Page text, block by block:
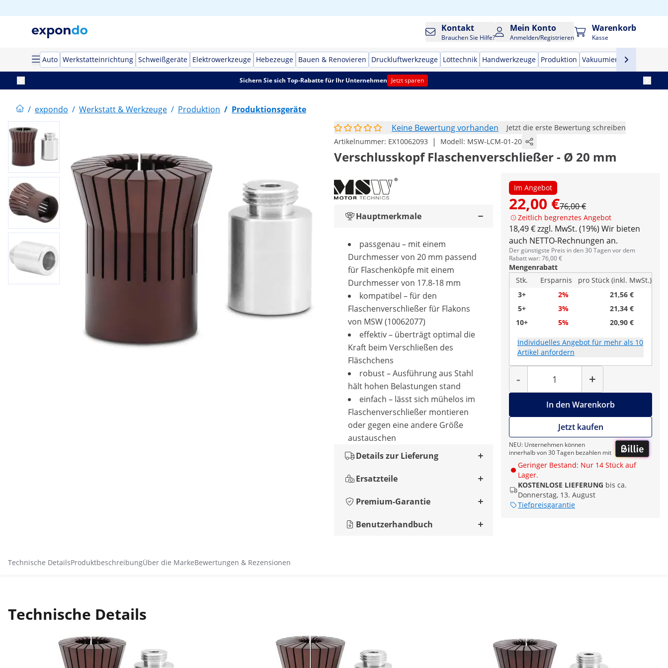
Kontakt
Brauchen Sie Hilfe?
Mein Konto
Anmelden/Registrieren
Warenkorb
Kasse
Auto Werkstatteinrichtung Schweißgeräte Elektrowerkzeuge Hebezeuge Bauen & Renovieren Druckluftwerkzeuge Löttechnik Handwerkzeuge Produktion Vakuumierer
Sichern Sie sich Top-Rabatte für Ihr Unternehmen Jetzt sparen
/ expondo / Werkstatt & Werkzeuge / Produktion / Produktionsgeräte
Keine Bewertung vorhanden
Jetzt die erste Bewertung schreiben
Artikelnummer: EX10062093 | Modell: MSW-LCM-01-20
Verschlusskopf Flaschenverschließer - Ø 20 mm
Im Angebot
22,00 €76,00 €
Zeitlich begrenztes Angebot
18,49 € zzgl. MwSt. (19%) Wir bieten
auch NETTO-Rechnungen an.
Der günstigste Preis in den 30 Tagen vor dem
Rabatt war: 76,00 €
Mengenrabatt
Stk.
Ersparnis
pro Stück (inkl. MwSt.)
3+
2%
21,56 €
5+
3%
21,34 €
10+
5% 20,90 €
Individuelles Angebot für mehr als 10
Artikel anfordern
-
Menge
+
In den Warenkorb
Jetzt kaufen
NEU: Unternehmen können
innerhalb von 30 Tagen bezahlen mit
Geringer Bestand: Nur 14 Stück auf
Lager.
KOSTENLOSE LIEFERUNG bis ca.
Donnerstag, 13. August
Tiefpreisgarantie
Hauptmerkmale
passgenau – mit einem
Durchmesser von 20 mm passend
für Flaschenköpfe mit einem
Durchmesser von 17.8-18 mm
kompatibel – für den
Flaschenverschließer für Flakons
von MSW (10062077)
effektiv – überträgt optimal die
Kraft beim Verschließen des
Fläschchens
robust – Ausführung aus Stahl
hält hohen Belastungen stand
einfach – lässt sich mühelos im
Flaschenverschließer montieren
oder gegen eine andere Größe
austauschen
Details zur Lieferung
Ersatzteile
Premium-Garantie
Benutzerhandbuch
Technische DetailsProduktbeschreibungÜber die MarkeBewertungen & Rezensionen
Technische Details